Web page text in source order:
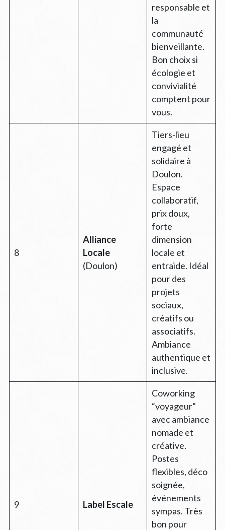
responsable et
la
communauté
bienveillante.
Bon choix si
écologie et
convivialité
comptent pour
vous.
8
Alliance
Locale
(Doulon)
Tiers-lieu
engagé et
solidaire à
Doulon.
Espace
collaboratif,
prix doux,
forte
dimension
locale et
entraide. Idéal
pour des
projets
sociaux,
créatifs ou
associatifs.
Ambiance
authentique et
inclusive.
9 Label Escale
Coworking
“voyageur”
avec ambiance
nomade et
créative.
Postes
flexibles, déco
soignée,
événements
sympas. Très
bon pour